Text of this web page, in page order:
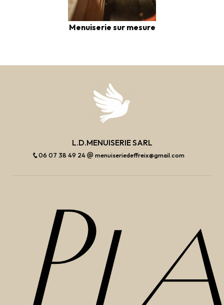
Menuiserie sur mesure
L.D.MENUISERIE SARL
06 07 38 49 24 menuiseriedeffreix@gmail.com